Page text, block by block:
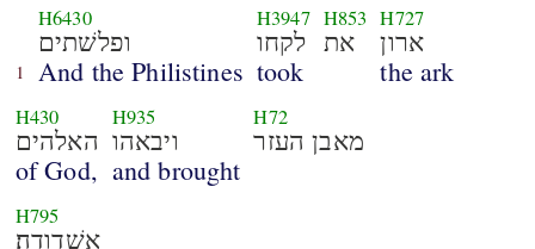
1
H6430
ופלשׁתים
And the Philistines
H3947
לקחו
took
H853
את
H727
ארון
the ark
H430
האלהים
of God,
H935
ויבאהו
and brought
H72
מאבן העזר
H795
אשׁדודה׃